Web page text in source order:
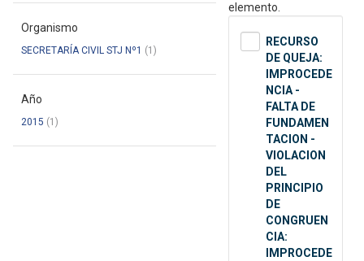
Organismo
SECRETARÍA CIVIL STJ Nº1 (1)
Año
2015 (1)
elemento.
RECURSO
DE QUEJA:
IMPROCEDE
NCIA -
FALTA DE
FUNDAMEN
TACION -
VIOLACION
DEL
PRINCIPIO
DE
CONGRUEN
CIA:
IMPROCEDE